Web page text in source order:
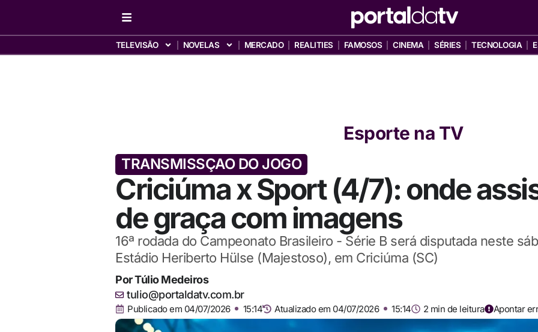
TELEVISÃO NOVELAS MERCADO REALITIES FAMOSOS CINEMA SÉRIES TECNOLOGIA
Esporte na TV
TRANSMISSÇAO DO JOGO
Criciúma x Sport (4/7): onde
de graça com imagens
16ª rodada do Campeonato Brasileiro - Série B será disputada neste
Estádio Heriberto Hülse (Majestoso), em Criciúma (SC)
PorTúlio Medeiros
tulio@portaldatv.com.br
Publicado em 04/07/2026 15:14 Atualizado em 04/07/2026 15:14 2 min de leitura Apontar